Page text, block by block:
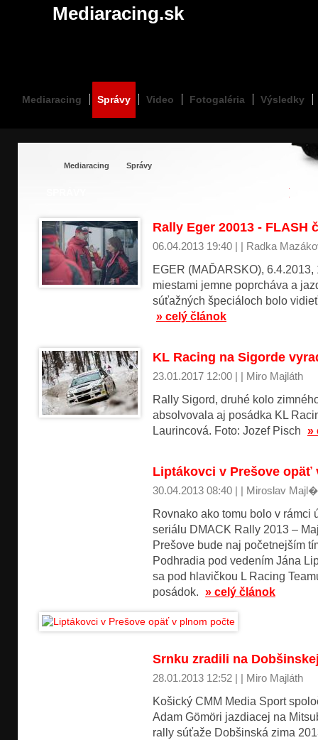
Mediaracing.sk
Mediaracing Správy Video Fotogaléria Výsledky
Mediaracing Správy
Rally Eger 20013 - FLASH
06.04.2013 19:40 | | Radka
EGER (MAĎARSKO),
miestami jemne poprcháva a
súťažných špeciáloch bolo
» celý článok
KL Racing na Sigorde
23.01.2017 12:00 | | Miro Majláth
Rally Sigord, druhé kolo
absolvovala aj posádka KL
Laurincová. Foto: Jozef Pisch »
Liptákovci v Prešove opäť
30.04.2013 08:40 | | Miroslav
Rovnako ako tomu bolo v
seriálu DMACK Rally 2013 –
Prešove bude naj početnejším
Podhradia pod vedením Jána
sa pod hlavičkou L Racing
posádok. » celý článok
Srnku zradili na
28.01.2013 12:52 | | Miro Majláth
Košický CMM Media Sport
Adam Gömöri jazdiacej na
rally súťaže Dobšinská zima